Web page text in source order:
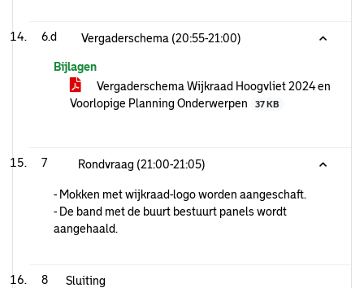
6.d Vergaderschema (20:55-21:00)
Bijlagen
Vergaderschema Wijkraad Hoogvliet 2024 en
Voorlopige Planning Onderwerpen
37 KB
7 Rondvraag (21:00-21:05)
- Mokken met wijkraad-logo worden aangeschaft.
- De band met de buurt bestuurt panels wordt
aangehaald.
8 Sluiting